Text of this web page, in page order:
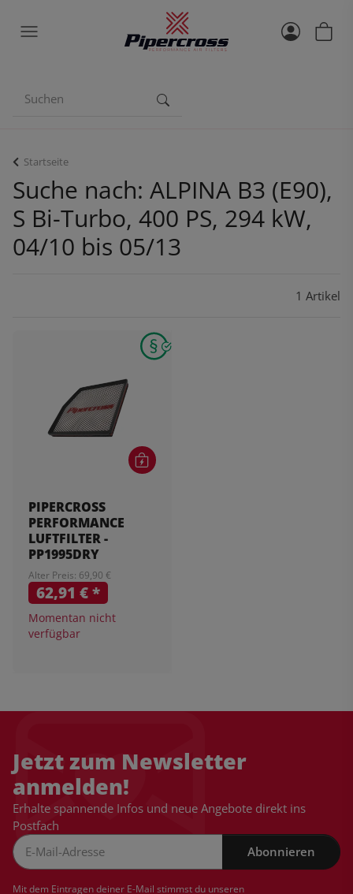
Startseite
Suche nach: ALPINA B3 (E90),
S Bi-Turbo, 400 PS, 294 kW,
04/10 bis 05/13
1 Artikel
PIPERCROSS
PERFORMANCE
LUFTFILTER -
PP1995DRY
Alter Preis: 69,90 €
62,91 €*
Momentan nicht
verfügbar
Jetzt zum Newsletter
anmelden!
Erhalte spannende Infos und neue Angebote direkt ins
Postfach
Abonnieren
Mit dem Eintragen deiner E-Mail stimmst du unseren